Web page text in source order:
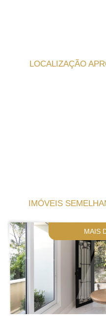
LOCALIZAÇÃO
IMÓVEIS
MAIS